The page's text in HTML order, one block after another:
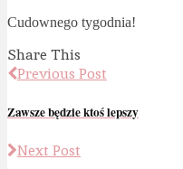
Cudownego tygodnia!
Share This
Previous Post
Zawsze będzie ktoś lepszy
Next Post